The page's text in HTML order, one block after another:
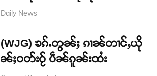
Daily News
(WJG) ၶၵ်ႉတွၼ်ႈ ၵၢၼ်တၢင်ႇယို
ၼ်ႈဝတ်းဝႂ် ပဵၼ်ၵူၼ်းထႆး